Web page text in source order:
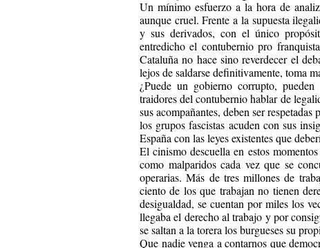
Un mínimo esfuerzo a la hora de
aunque cruel. Frente a la supuesta
y sus derivados, con el único
entredicho el contubernio pro
Cataluña no hace sino reverdecer el
lejos de saldarse definitivamente, toma
¿Puede un gobierno corrupto,
traidores del contubernio hablar de
sus acompañantes, deben ser
los grupos fascistas acuden con sus
España con las leyes existentes que
El cinismo descuella en estos
como malparidos cada vez que se
operarias. Más de tres millones de
ciento de los que trabajan no tienen
desigualdad, se cuentan por miles los
llegaba el derecho al trabajo y por
se saltan a la torera los burgueses su
Que nadie venga a contarnos que